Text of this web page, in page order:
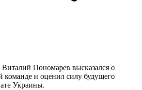
Виталий Пономарев высказался о
команде и оценил силу будущего
Украины.